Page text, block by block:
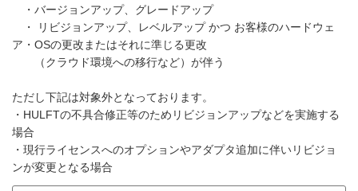
・バージョンアップ、グレードアップ
・ リビジョンアップ、レベルアップ かつ お客様のハードウェ
ア・OSの更改またはそれに準じる更改
（クラウド環境への移行など）が伴う
ただし下記は対象外となっております。
・HULFTの不具合修正等のためリビジョンアップなどを実施する
場合
・現行ライセンスへのオプションやアダプタ追加に伴いリビジョ
ンが変更となる場合